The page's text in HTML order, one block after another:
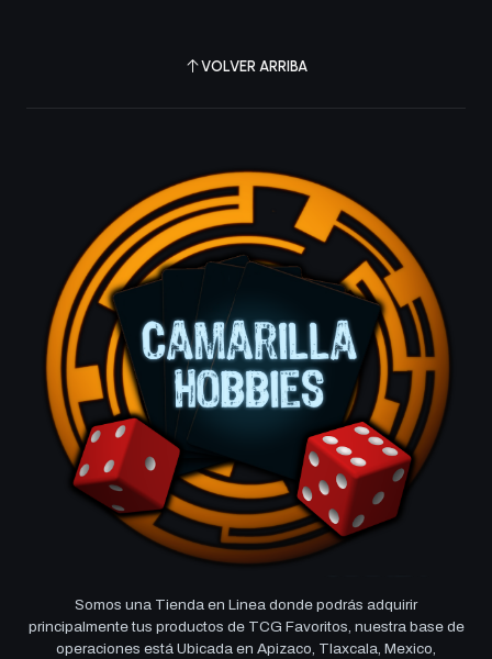
VOLVER ARRIBA
Somos una Tienda en Linea donde podrás adquirir
principalmente tus productos de TCG Favoritos, nuestra base de
operaciones está Ubicada en Apizaco, Tlaxcala, Mexico,